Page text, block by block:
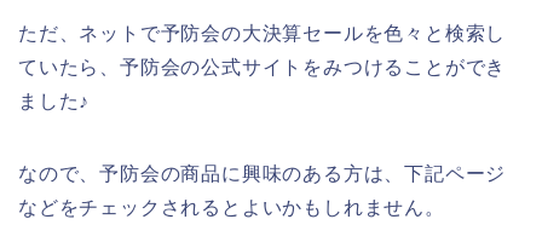
ただ、ネットで予防会の大決算セールを色々と検索し
ていたら、予防会の公式サイトをみつけることができ
ました♪
なので、予防会の商品に興味のある方は、下記ページ
などをチェックされるとよいかもしれません。